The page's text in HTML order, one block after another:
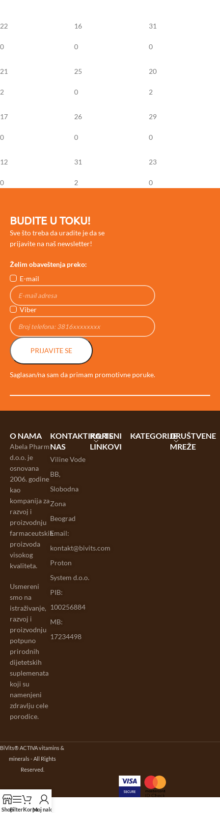
22
0
16
0
31
0
21
2
25
0
20
2
17
0
26
0
29
0
12
0
31
2
23
0
BUDITE U TOKU!
Sve što treba da uradite je da se
prijavite na naš newsletter!
Želim obaveštenja preko:
E-mail
Viber
PRIJAVITE SE
Saglasan/na sam da primam promotivne poruke.
O NAMA
Abela Pharm
d.o.o. je
osnovana
2006. godine
kao
kompanija za
razvoj i
proizvodnju
farmaceutskih
proizvoda
visokog
kvaliteta.
Usmereni
smo na
istraživanje,
razvoj i
proizvodnju
potpuno
prirodnih
dijetetskih
suplemenata
koji su
namenjeni
zdravlju cele
porodice.
KONTAKTIRAJTE
NAS
Viline Vode
BB,
Slobodna
Zona
Beograd
Email:
kontakt@bivits.com
Proton
System d.o.o.
PIB:
100256884
MB:
17234498
KORISNI
LINKOVI
KATEGORIJEDRUŠTVENE
MREŽE
BiVits® ACTIVA vitamins &
minerals - All Rights
Reserved.
ShopFilteriKorpaMoj nalog